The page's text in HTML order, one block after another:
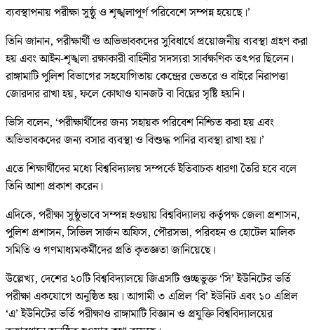
ব্যবস্থাপনায় পরীক্ষা সুষ্ঠু ও শৃঙ্খলাপূর্ণ পরিবেশে সম্পন্ন হয়েছে।’
তিনি জানান, পরীক্ষার্থী ও অভিভাবকদের সুবিধার্থে প্রয়োজনীয় ব্যবস্থা গ্রহণ করা
হয় এবং আইন-শৃঙ্খলা রক্ষাকারী বাহিনীর সদস্যরা সার্বক্ষণিক তৎপর ছিলেন।
রাঙ্গামাটি পুলিশ বিভাগের সহযোগিতায় কেন্দ্রের ভেতরে ও বাইরে নিরাপত্তা
জোরদার রাখা হয়, ফলে কোথাও যানজট বা বিঘ্নের সৃষ্টি হয়নি।
ভিসি বলেন, ‘পরীক্ষার্থীদের জন্য সহায়ক পরিবেশ নিশ্চিত করা হয় এবং
অভিভাবকদের জন্য বসার ব্যবস্থা ও বিশুদ্ধ পানির ব্যবস্থা রাখা হয়।’
এতে শিক্ষার্থীদের মধ্যে বিশ্ববিদ্যালয় সম্পর্কে ইতিবাচক ধারণা তৈরি হবে বলে
তিনি আশা প্রকাশ করেন।
এদিকে, পরীক্ষা সুষ্ঠুভাবে সম্পন্ন হওয়ায় বিশ্ববিদ্যালয় কর্তৃপক্ষ জেলা প্রশাসন,
পুলিশ প্রশাসন, সিভিল সার্জন অফিস, পৌরসভা, পরিবহন ও হোটেল মালিক
সমিতি ও গণমাধ্যমকর্মীদের প্রতি কৃতজ্ঞতা জানিয়েছে।
উল্লেখ্য, দেশের ২০টি বিশ্ববিদ্যালয়ে জিএসটি গুচ্ছভুক্ত ‘সি’ ইউনিটের ভর্তি
পরীক্ষা একযোগে অনুষ্ঠিত হয়। আগামী ৩ এপ্রিল ‘বি’ ইউনিট এবং ১০ এপ্রিল
‘এ’ ইউনিটের ভর্তি পরীক্ষাও রাঙ্গামাটি বিজ্ঞান ও প্রযুক্তি বিশ্ববিদ্যালয়ের